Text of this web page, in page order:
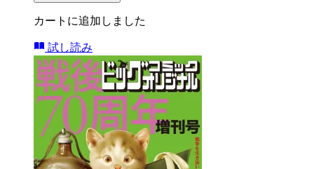
カートに追加しました
試し読み